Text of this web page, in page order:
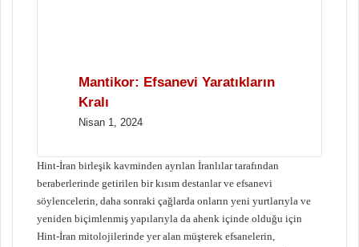
Mantikor: Efsanevi Yaratıkların
Kralı
Nisan 1, 2024
Hint-İran birleşik kavminden ayrılan İranlılar tarafından
beraberlerinde getirilen bir kısım destanlar ve efsanevi
söylencelerin, daha sonraki çağlarda onların yeni yurtlarıyla ve
yeniden biçimlenmiş yapılarıyla da ahenk içinde olduğu için
Hint-İran mitolojilerinde yer alan müşterek efsanelerin,